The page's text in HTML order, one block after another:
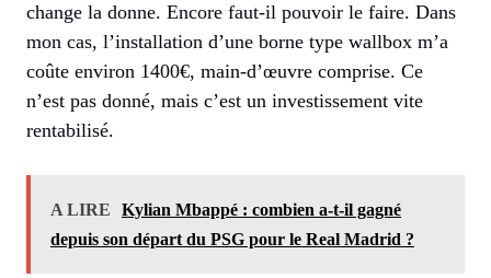
change la donne. Encore faut-il pouvoir le faire. Dans
mon cas, l’installation d’une borne type wallbox m’a
coûte environ 1400€, main-d’œuvre comprise. Ce
n’est pas donné, mais c’est un investissement vite
rentabilisé.
A LIRE
Kylian Mbappé : combien a-t-il gagné
depuis son départ du PSG pour le Real Madrid ?